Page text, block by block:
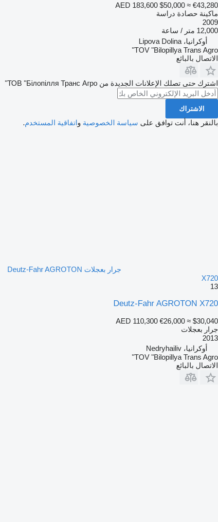
AED 183,600 $50,000 ≈ €43,280
ماكينة حصادة دراسة
2009
12,000 متر / ساعة
أوكرانيا، Lipova Dolina
TOV "Bilopillya Trans Agro"
الاتصال بالبائع
اشترك حتى تصلك الإعلانات الجديدة من ТОВ "Білопілля Транс Агро"
الاشتراك
بالنقر هنا، أنت توافق على سياسة الخصوصية واتفاقية المستخدم.
جرار بعجلات Deutz-Fahr AGROTON
X720
13
Deutz-Fahr AGROTON X720
AED 110,300 €26,000 ≈ $30,040
جرار بعجلات
2013
أوكرانيا، Nedryhailiv
TOV "Bilopillya Trans Agro"
الاتصال بالبائع